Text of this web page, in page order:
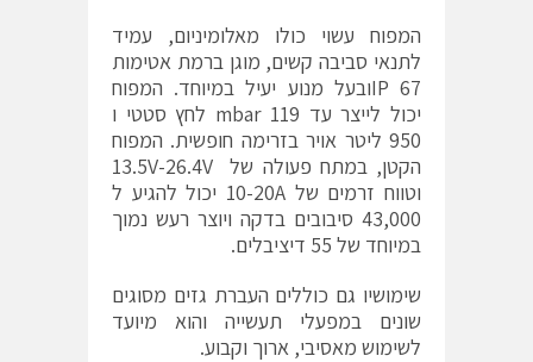
המפוח עשוי כולו מאלומיניום, עמיד
לתנאי סביבה קשים, מוגן ברמת אטימות
67 IPובעל מנוע יעיל במיוחד. המפוח
יכול לייצר עד 119 mbar לחץ סטטי ו
950 ליטר אויר בזרימה חופשית. המפוח
הקטן, במתח פעולה של 13.5V-26.4V
וטווח זרמים של 10-20A יכול להגיע ל
43,000 סיבובים בדקה ויוצר רעש נמוך
במיוחד של 55 דיציבלים.
שימושיו גם כוללים העברת גזים מסוגים
שונים במפעלי תעשייה והוא מיועד
לשימוש מאסיבי, ארוך וקבוע.